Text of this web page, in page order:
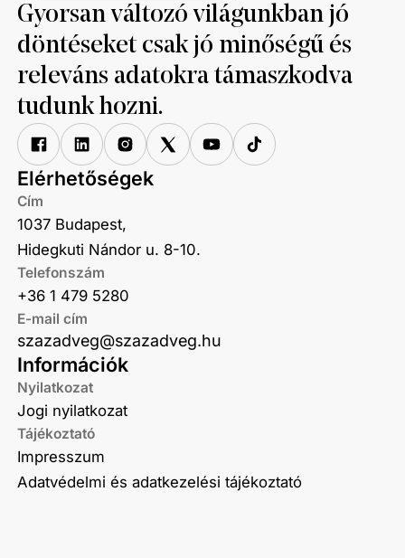
Gyorsan változó világunkban jó
döntéseket csak jó minőségű és
releváns adatokra támaszkodva
tudunk hozni.
Információk
Nyilatkozat
Jogi nyilatkozat
Tájékoztató
Impresszum
Adatvédelmi és adatkezelési tájékoztató
Elérhetőségek
Cím
1037 Budapest,
Hidegkuti Nándor u. 8-10.
Telefonszám
+36 1 479 5280
E-mail cím
szazadveg@szazadveg.hu